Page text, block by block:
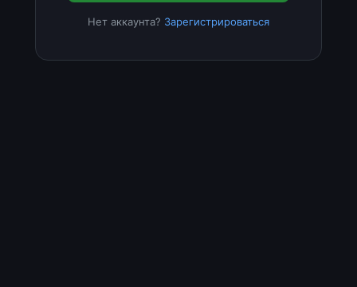
Нет аккаунта? Зарегистрироваться